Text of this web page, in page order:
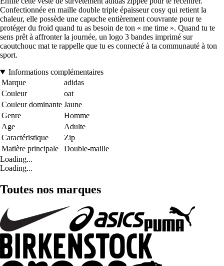
Confectionnée en maille double triple épaisseur cosy qui retient la
chaleur, elle possède une capuche entièrement couvrante pour te
protéger du froid quand tu as besoin de ton « me time ». Quand tu te
sens prêt à affronter la journée, un logo 3 bandes imprimé sur
caoutchouc mat te rappelle que tu es connecté à ta communauté à ton
sport.
Informations complémentaires
Marque
adidas
Couleur
oat
Couleur dominante Jaune
Genre
Homme
Age
Adulte
Caractéristique
Zip
Matière principale
Double-maille
Loading...
Loading...
Toutes nos marques